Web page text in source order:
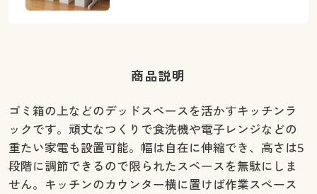
商品説明
ゴミ箱の上などのデッドスペースを活かすキッチンラ
ックです。頑丈なつくりで食洗機や電子レンジなどの
重たい家電も設置可能。幅は自在に伸縮でき、高さは5
段階に調節できるので限られたスペースを無駄にしま
せん。キッチンのカウンター横に置けば作業スペース